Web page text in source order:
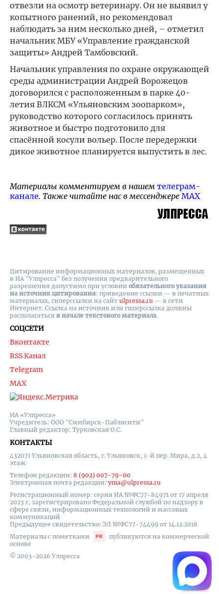
отвезли на осмотр ветеринару. Он не выявил у
копытного ранений, но рекомендовал
наблюдать за ним несколько дней, – отметил
начальник МБУ «Управление гражданской
защиты» Андрей Тамбовский.
Начальник управления по охране окружающей
среды администрации Андрей Ворожецов
договорился с расположенным в парке 40-
летия ВЛКСМ «Ульяновским зоопарком»,
руководство которого согласилось принять
животное и быстро подготовило для
спасённой косули вольер. После передержки
дикое животное планируется выпустить в лес.
Материалы комментируем в нашем телеграм-
канале. Также читайте нас в мессенджере MAX
ИА «Улпресса»
Учредитель: ООО "Симбирск-Паблисити"
Главный редактор: Турковская О.С.
КОНТАКТЫ
432071 Ульяновская область, г. Ульяновск, 1-й пер. Мира, д.2, 4
этаж
Телефон редакции: 8 (902) 007-79-00
Электронная почта редакции: yma@ulpressa.ru
Регистрационный номер: серия ИА №ФС77-84971 от 17 апреля
2023 г, зарегистрировано Федеральной службой по надзору в
сфере связи, информационных технологий и массовых
коммуникаций
Предыдущее свидетельство: ЭЛ №ФС77-74499 от 14.12.2018
Материалы с пометками
публикуются на коммерческой
основе
© 2003-2026 Улпресса
СОЦСЕТИ
Вконтакте
RSS Канал
Telegram
MAX
Цитирование информационных материалов, размещенных
в ИА "Улпресса" без получения предварительного
разрешения допустимо при условии обязательного указания
на источник цитирования: приведение ссылки — в печатных
материалах, гиперссылки на cайт ulpressa.ru — в сети
Интернет. Ссылка на источник или гиперссылка должны
располагаться в начале текстового материала.